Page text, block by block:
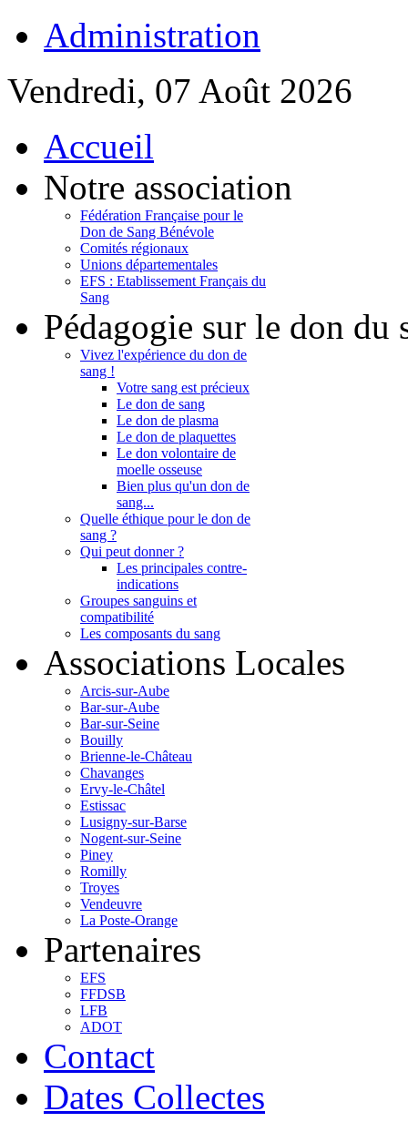
Administration
Vendredi, 07 Août 2026
Accueil
Notre association
Fédération Française pour le
Don de Sang Bénévole
Comités régionaux
Unions départementales
EFS : Etablissement Français du
Sang
Pédagogie sur le don du
Vivez l'expérience du don de
sang !
Votre sang est précieux
Le don de sang
Le don de plasma
Le don de plaquettes
Le don volontaire de
moelle osseuse
Bien plus qu'un don de
sang...
Quelle éthique pour le don de
sang ?
Qui peut donner ?
Les principales contre-
indications
Groupes sanguins et
compatibilité
Les composants du sang
Associations Locales
Arcis-sur-Aube
Bar-sur-Aube
Bar-sur-Seine
Bouilly
Brienne-le-Château
Chavanges
Ervy-le-Châtel
Estissac
Lusigny-sur-Barse
Nogent-sur-Seine
Piney
Romilly
Troyes
Vendeuvre
La Poste-Orange
Partenaires
EFS
FFDSB
LFB
ADOT
Contact
Dates Collectes